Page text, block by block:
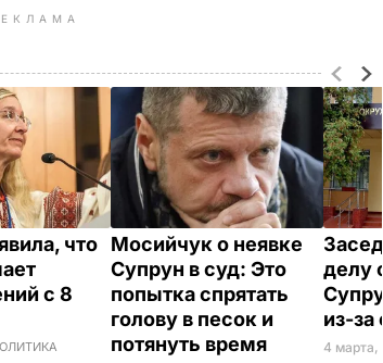
что
с 8
Мосийчук о неявке
Супрун в суд: Это
попытка спрятать
голову в песок и
потянуть время
делу
из-за
4 марта,